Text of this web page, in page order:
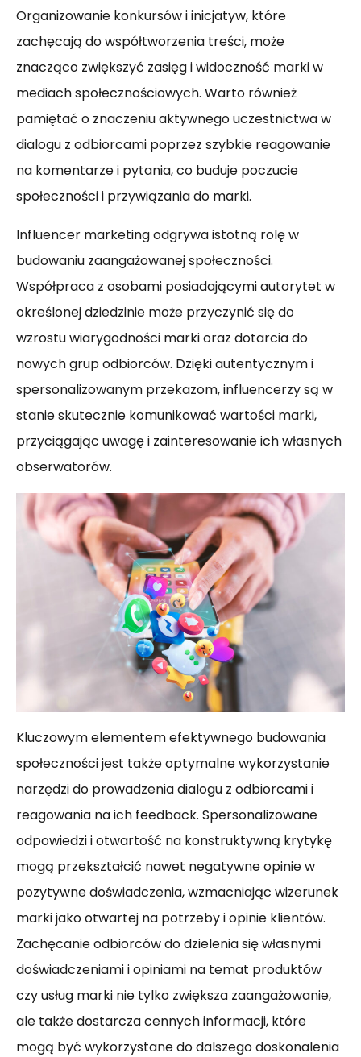
Organizowanie konkursów i inicjatyw, które
zachęcają do współtworzenia treści, może
znacząco zwiększyć zasięg i widoczność marki w
mediach społecznościowych. Warto również
pamiętać o znaczeniu aktywnego uczestnictwa w
dialogu z odbiorcami poprzez szybkie reagowanie
na komentarze i pytania, co buduje poczucie
społeczności i przywiązania do marki.
Influencer marketing odgrywa istotną rolę w
budowaniu zaangażowanej społeczności.
Współpraca z osobami posiadającymi autorytet w
określonej dziedzinie może przyczynić się do
wzrostu wiarygodności marki oraz dotarcia do
nowych grup odbiorców. Dzięki autentycznym i
spersonalizowanym przekazom, influencerzy są w
stanie skutecznie komunikować wartości marki,
przyciągając uwagę i zainteresowanie ich własnych
obserwatorów.
Kluczowym elementem efektywnego budowania
społeczności jest także optymalne wykorzystanie
narzędzi do prowadzenia dialogu z odbiorcami i
reagowania na ich feedback. Spersonalizowane
odpowiedzi i otwartość na konstruktywną krytykę
mogą przekształcić nawet negatywne opinie w
pozytywne doświadczenia, wzmacniając wizerunek
marki jako otwartej na potrzeby i opinie klientów.
Zachęcanie odbiorców do dzielenia się własnymi
doświadczeniami i opiniami na temat produktów
czy usług marki nie tylko zwiększa zaangażowanie,
ale także dostarcza cennych informacji, które
mogą być wykorzystane do dalszego doskonalenia